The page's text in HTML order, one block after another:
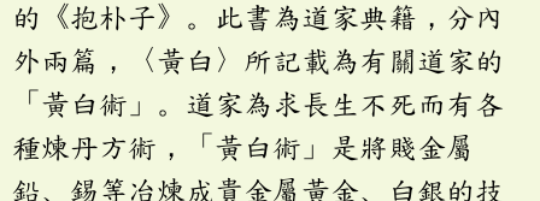
的《抱朴子》。此書為道家典籍，分內
外兩篇，〈黃白〉所記載為有關道家的
「黃白術」。道家為求長生不死而有各
種煉丹方術，「黃白術」是將賤金屬
鉛、錫等冶煉成貴金屬黃金、白銀的技